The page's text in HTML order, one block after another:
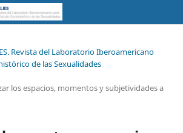
Revista del Laboratorio Iberoamericano
de las Sexualidades
los espacios, momentos y subjetividades a